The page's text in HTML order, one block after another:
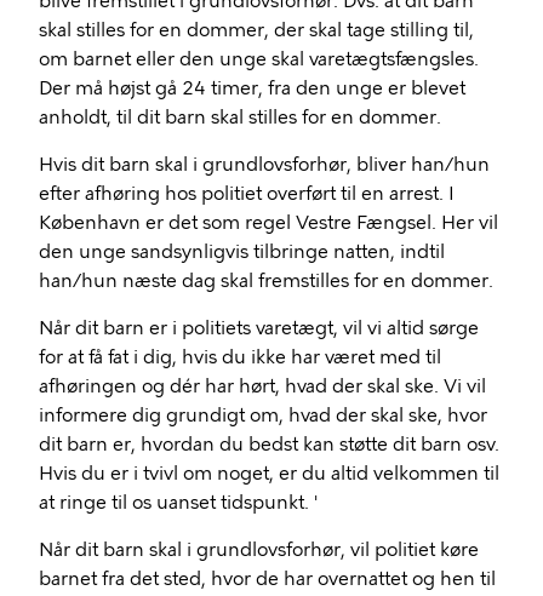
skal stilles for en dommer, der skal tage stilling til,
om barnet eller den unge skal varetægtsfængsles.
Der må højst gå 24 timer, fra den unge er blevet
anholdt, til dit barn skal stilles for en dommer.
Hvis dit barn skal i grundlovsforhør, bliver han/hun
efter afhøring hos politiet overført til en arrest. I
København er det som regel Vestre Fængsel. Her vil
den unge sandsynligvis tilbringe natten, indtil
han/hun næste dag skal fremstilles for en dommer.
Når dit barn er i politiets varetægt, vil vi altid sørge
for at få fat i dig, hvis du ikke har været med til
afhøringen og dér har hørt, hvad der skal ske. Vi vil
informere dig grundigt om, hvad der skal ske, hvor
dit barn er, hvordan du bedst kan støtte dit barn osv.
Hvis du er i tvivl om noget, er du altid velkommen til
at ringe til os uanset tidspunkt. '
Når dit barn skal i grundlovsforhør, vil politiet køre
barnet fra det sted, hvor de har overnattet og hen til